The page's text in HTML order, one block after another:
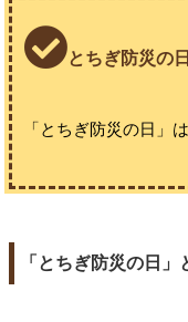
とちぎ防災の
「とちぎ防災の日」
「とちぎ防災の日」